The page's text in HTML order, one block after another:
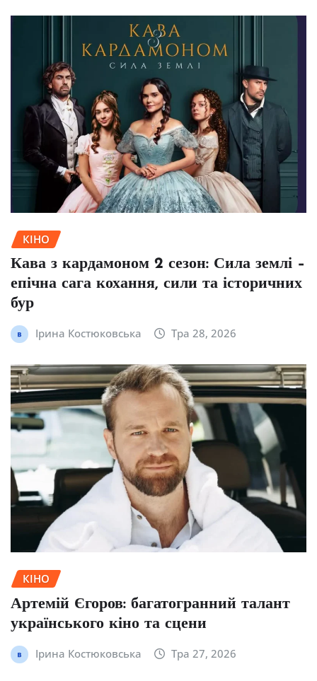
КІНО
Кава з кардамоном 2 сезон: Сила землі –
епічна сага кохання, сили та історичних
бур
Ірина Костюковська Тра 28, 2026
КІНО
Артемій Єгоров: багатогранний талант
українського кіно та сцени
Ірина Костюковська Тра 27, 2026